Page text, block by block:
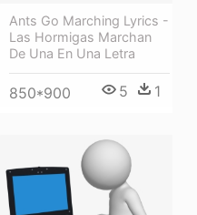
Ants Go Marching Lyrics -
Las Hormigas Marchan
De Una En Una Letra
850*900 5 1